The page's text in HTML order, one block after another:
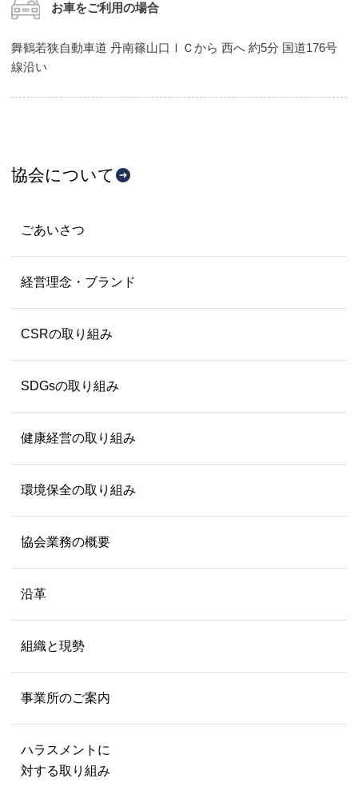
お車をご利用の場合
舞鶴若狭自動車道 丹南篠山口ＩＣから 西へ 約5分 国道176号
線沿い
協会について
ごあいさつ
経営理念・ブランド
CSRの取り組み
SDGsの取り組み
健康経営の取り組み
環境保全の取り組み
協会業務の概要
沿革
組織と現勢
事業所のご案内
ハラスメントに
対する取り組み